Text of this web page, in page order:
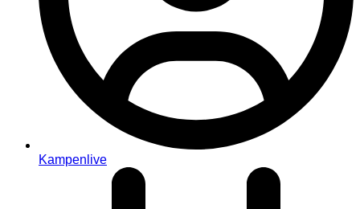
Kampenlive